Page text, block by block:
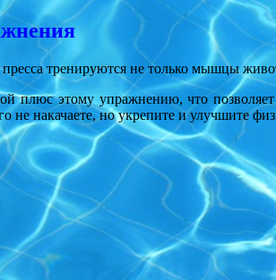
тренируются не только мышцы
этому упражнению, что позволяет
накачаете, но укрепите и улучшите